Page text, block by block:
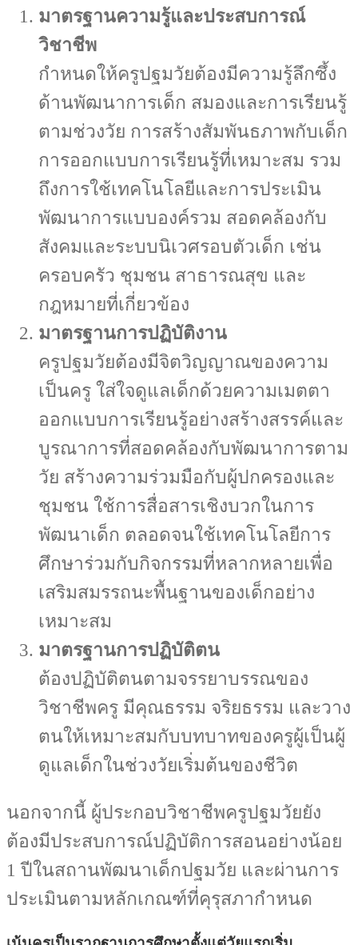
มาตรฐานความรู้และประสบการณ์
วิชาชีพ
กำหนดให้ครูปฐมวัยต้องมีความรู้ลึกซึ้ง
ด้านพัฒนาการเด็ก สมองและการเรียนรู้
ตามช่วงวัย การสร้างสัมพันธภาพกับเด็ก
การออกแบบการเรียนรู้ที่เหมาะสม รวม
ถึงการใช้เทคโนโลยีและการประเมิน
พัฒนาการแบบองค์รวม สอดคล้องกับ
สังคมและระบบนิเวศรอบตัวเด็ก เช่น
ครอบครัว ชุมชน สาธารณสุข และ
กฎหมายที่เกี่ยวข้อง
มาตรฐานการปฏิบัติงาน
ครูปฐมวัยต้องมีจิตวิญญาณของความ
เป็นครู ใส่ใจดูแลเด็กด้วยความเมตตา
ออกแบบการเรียนรู้อย่างสร้างสรรค์และ
บูรณาการที่สอดคล้องกับพัฒนาการตาม
วัย สร้างความร่วมมือกับผู้ปกครองและ
ชุมชน ใช้การสื่อสารเชิงบวกในการ
พัฒนาเด็ก ตลอดจนใช้เทคโนโลยีการ
ศึกษาร่วมกับกิจกรรมที่หลากหลายเพื่อ
เสริมสมรรถนะพื้นฐานของเด็กอย่าง
เหมาะสม
มาตรฐานการปฏิบัติตน
ต้องปฏิบัติตนตามจรรยาบรรณของ
วิชาชีพครู มีคุณธรรม จริยธรรม และวาง
ตนให้เหมาะสมกับบทบาทของครูผู้เป็นผู้
ดูแลเด็กในช่วงวัยเริ่มต้นของชีวิต
นอกจากนี้ ผู้ประกอบวิชาชีพครูปฐมวัยยัง
ต้องมีประสบการณ์ปฏิบัติการสอนอย่างน้อย
1 ปีในสถานพัฒนาเด็กปฐมวัย และผ่านการ
ประเมินตามหลักเกณฑ์ที่คุรุสภากำหนด